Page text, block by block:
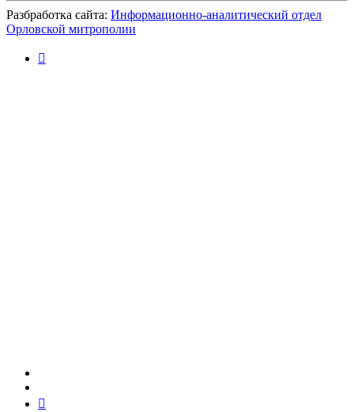
Разбработка сайта: Информационно-аналитический отдел
Орловской митрополии